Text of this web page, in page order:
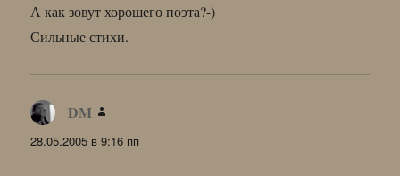
А как зовут хорошего поэта?-)
Сильные стихи.
DM
28.05.2005 в 9:16 пп